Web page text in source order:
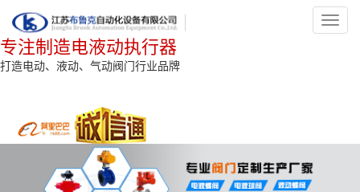
专注制造电液动执行器
打造电动、液动、气动阀门行业品牌